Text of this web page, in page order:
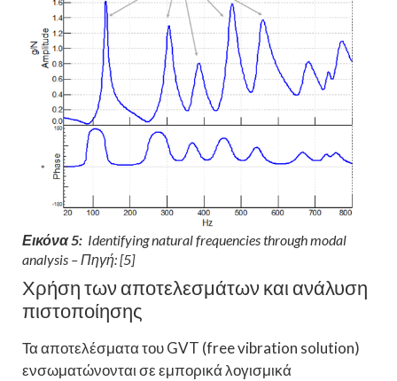
Εικόνα 5: Identifying natural frequencies through modal
analysis – Πηγή: [5]
Χρήση των αποτελεσμάτων και ανάλυση
πιστοποίησης
Τα αποτελέσματα του GVT (free vibration solution)
ενσωματώνονται σε εμπορικά λογισμικά